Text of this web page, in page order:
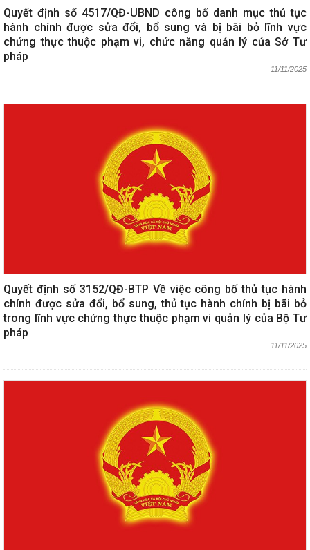
Quyết định số 4517/QĐ-UBND công bố danh mục thủ tục
hành chính được sửa đổi, bổ sung và bị bãi bỏ lĩnh vực
chứng thực thuộc phạm vi, chức năng quản lý của Sở Tư
pháp
11/11/2025
Quyết định số 3152/QĐ-BTP Về việc công bố thủ tục hành
chính được sửa đổi, bổ sung, thủ tục hành chính bị bãi bỏ
trong lĩnh vực chứng thực thuộc phạm vi quản lý của Bộ Tư
pháp
11/11/2025